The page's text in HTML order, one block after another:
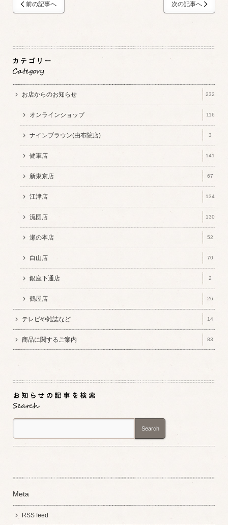
前の記事へ 次の記事へ
お店からのお知らせ 232
オンラインショップ 116
ナインブラウン(由布院店) 3
健軍店 141
新東京店 67
江津店 134
流団店 130
瀬の本店 52
白山店 70
銀座下通店 2
鶴屋店 26
テレビや雑誌など 14
商品に関するご案内 83
Search
Meta
RSS feed